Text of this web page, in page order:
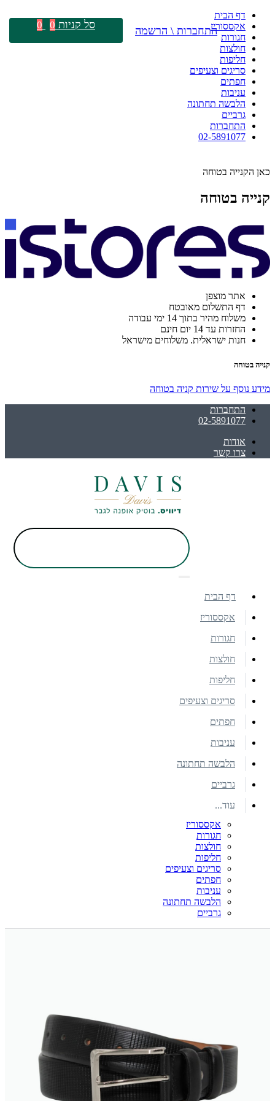
דף הבית
אקססוריז
חגורות
חולצות
חליפות
סריגים וצעיפים
חפתים
עניבות
הלבשה תחתונה
גרביים
התחברות
02-5891077
כאן הקנייה בטוחה
קנייה בטוחה
אתר מוצפן
דף התשלום מאובטח
משלוח מהיר בתוך 14 ימי עבודה
החזרות עד 14 יום חינם
חנות ישראלית. משלוחים מישראל
קנייה בטוחה
מידע נוסף על שירות קניה בטוחה
התחברות
02-5891077
אודות
צרו קשר
התחברות \ הרשמה סל קניות 0
0
דף הבית
אקססוריז
חגורות
חולצות
חליפות
סריגים וצעיפים
חפתים
עניבות
הלבשה תחתונה
גרביים
עוד...
אקססוריז
חגורות
חולצות
חליפות
סריגים וצעיפים
חפתים
עניבות
הלבשה תחתונה
גרביים